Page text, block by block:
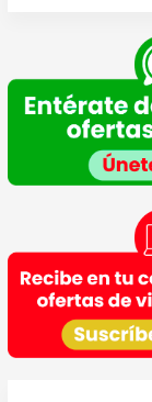
Finalidad de la
:
Legitimación:
Destinatarios :
Empresas del grupo
Información
de VIAJESCEA
sobre la
personal por parte
información
rectificación,